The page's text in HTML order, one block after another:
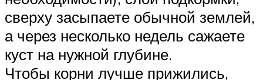
сверху засыпаете обычной землей,
а через несколько недель сажаете
куст на нужной глубине.
Чтобы корни лучше прижились,